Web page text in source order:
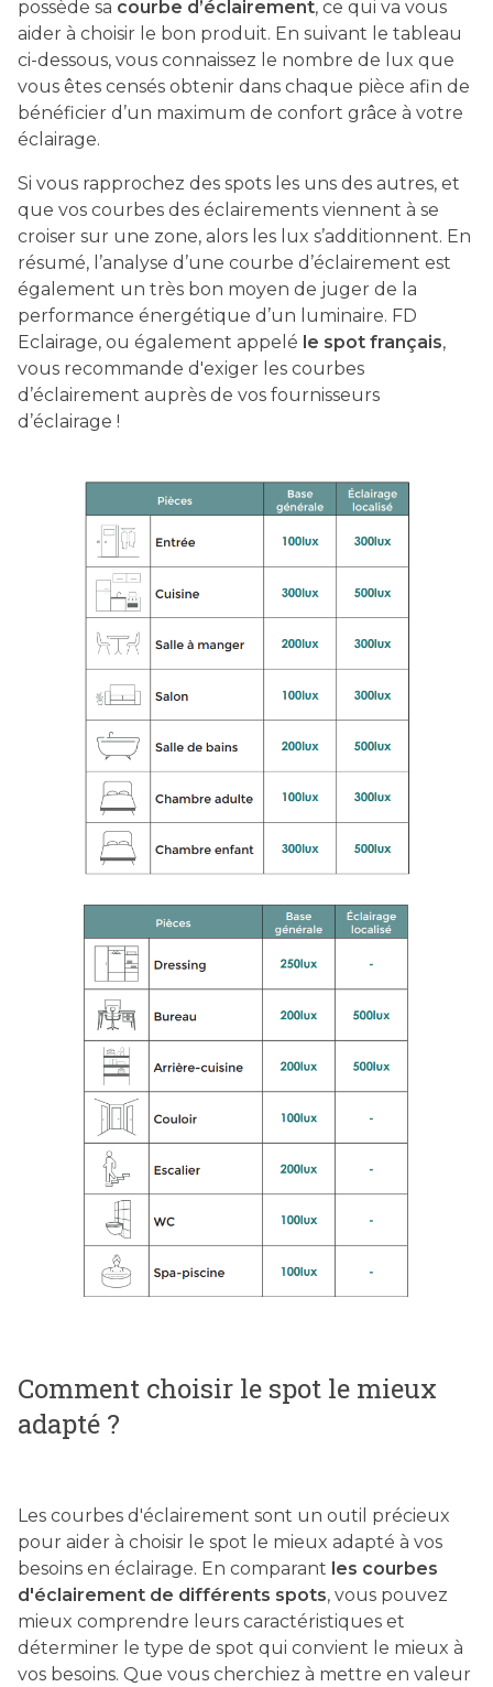
possède sa courbe d’éclairement, ce qui va vous
aider à choisir le bon produit. En suivant le tableau
ci-dessous, vous connaissez le nombre de lux que
vous êtes censés obtenir dans chaque pièce afin de
bénéficier d’un maximum de confort grâce à votre
éclairage.
Si vous rapprochez des spots les uns des autres, et
que vos courbes des éclairements viennent à se
croiser sur une zone, alors les lux s’additionnent. En
résumé, l’analyse d’une courbe d’éclairement est
également un très bon moyen de juger de la
performance énergétique d’un luminaire. FD
Eclairage, ou également appelé le spot français,
vous recommande d'exiger les courbes
d’éclairement auprès de vos fournisseurs
d’éclairage !
Comment choisir le spot le mieux
adapté ?
Les courbes d'éclairement sont un outil précieux
pour aider à choisir le spot le mieux adapté à vos
besoins en éclairage. En comparant les courbes
d'éclairement de différents spots, vous pouvez
mieux comprendre leurs caractéristiques et
déterminer le type de spot qui convient le mieux à
vos besoins. Que vous cherchiez à mettre en valeur